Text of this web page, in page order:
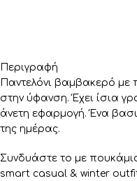
Περιγραφή
Παντελόνι βαμβακερό με
στην ύφανση. Έχει ίσια
άνετη εφαρμογή. Ένα
της ημέρας.
Συνδυάστε το με
smart casual & winter